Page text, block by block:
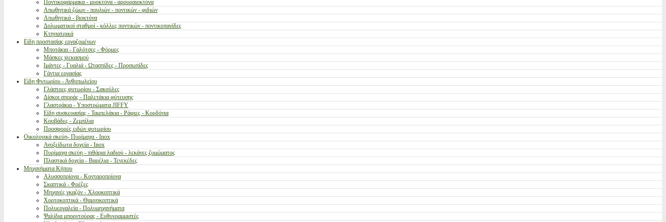
Ποντικοφάρμακα - μυοκτόνα - αρουραιοκτόνα
Απωθητικά ζώων - πουλιών - ποντικών - φιδιών
Απωθητικά - βιοκτόνα
Δολωματικοί σταθμοί - κόλλες ποντικών - ποντικοπαγίδες
Κτηνιατρικά
Είδη προστασίας εργαζομένων
Μποτάκια - Γαλότσες - Φόρμες
Μάσκες ψεκασμού
Ιμάντες - Γυαλιά - Ωτασπίδες - Προσωπίδες
Γάντια εργασίας
Είδη Φυτωρίου - Ανθοπωλείου
Γλάστρες φυτωρίου - Σακούλες
Δίσκοι σποράς - Παλετάκια φύτευσης
Γλαστράκια - Υποστρώματα JIFFY
Είδη συσκευασίας - Ταμπελάκια - Ράφιες - Κορδόνια
Κουβάδες - Ζεμπίλια
Προσφορές ειδών φυτωρίου
Οικολογικά σκεύη- Πυρίμαχα - Inox
Ανοξείδωτα δοχεία - Inox
Πυρίμαχα σκεύη - πιθάρια λαδιού - λεκάνες ζυμώματος
Πλαστικά δοχεία - Βαρέλια - Τενεκέδες
Μηχανήματα Κήπου
Αλυσσοπρίονα - Κονταροπρίονα
Σκαπτικά - Φρέζες
Μηχανές γκαζόν - Χλοοκοπτικά
Χορτοκοπτικά - Θαμνοκοπτικά
Πολυεργαλεία - Πολυμηχανήματα
Ψαλίδια μπορντούρας - Ευθυγραμμιστές